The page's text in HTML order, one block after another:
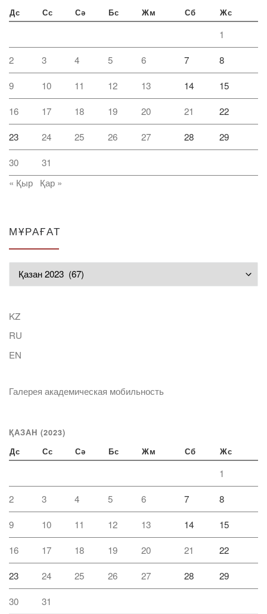
Дс Сс Сә Бс Жм Сб Жс
1
2 3 4 5 6 7 8
9 10 11 12 13 14 15
16 17 18 19 20 21 22
23 24 25 26 27 28 29
30
31
« Қыр
Қар »
МҰРАҒАТ
KZ
RU
EN
Галерея академическая мобильность
ҚАЗАН (2023)
Дс Сс Сә Бс Жм Сб Жс
1
2 3 4 5 6 7 8
9 10 11 12 13 14 15
16 17 18 19 20 21 22
23 24 25 26 27 28 29
30
31